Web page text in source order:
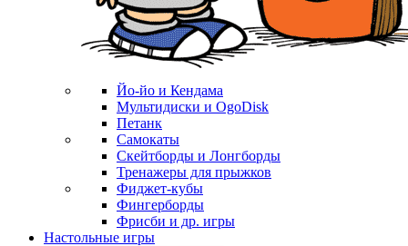
Йо-йо и Кендама
Мультидиски и OgoDisk
Петанк
Самокаты
Скейтборды и Лонгборды
Тренажеры для прыжков
Фиджет-кубы
Фингерборды
Фрисби и др. игры
Настольные игры